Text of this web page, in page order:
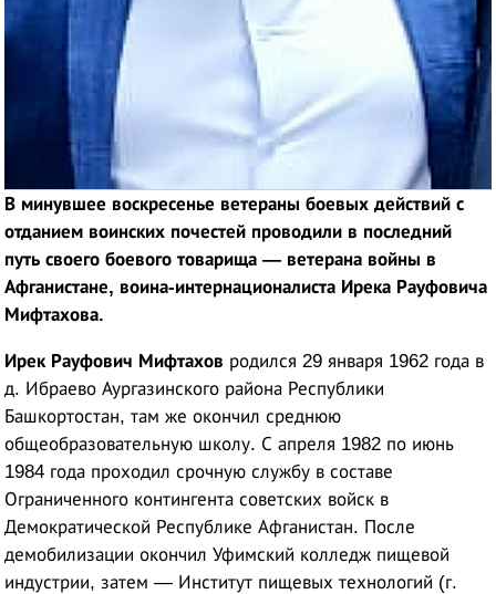
В минувшее воскресенье ветераны боевых действий с
отданием воинских почестей проводили в последний
путь своего боевого товарища — ветерана войны в
Афганистане, воина-интернационалиста Ирека Рауфовича
Мифтахова.
Ирек Рауфович Мифтахов родился 29 января 1962 года в
д. Ибраево Аургазинского района Республики
Башкортостан, там же окончил среднюю
общеобразовательную школу. С апреля 1982 по июнь
1984 года проходил срочную службу в составе
Ограниченного контингента советских войск в
Демократической Республике Афганистан. После
демобилизации окончил Уфимский колледж пищевой
индустрии, затем — Институт пищевых технологий (г.